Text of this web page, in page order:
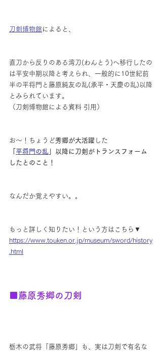
刀剣博物館 によると、
直刀から反りのある湾刀(わんとう)へ移行したの
は平安中期以降と考えられ、一般的に10世紀前
半の平将門と藤原純友の乱(承平・天慶の乱)以降
とみられています。
（刀剣博物館による資料 引用）
お～！ちょうど秀郷が大活躍 した
平将門の乱 」以降に刀剣がトランスフォーム
したとのこと！
なんだか覚えやすい。。
もっと詳しく知りたい！という方はこちら▼
https://www.touken.or.jp/museum/sword/history
.html
■藤原秀郷の刀剣
栃木の武将「藤原秀郷」も、実は刀剣で有名な